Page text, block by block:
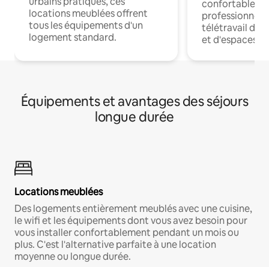
locations meublées offrent
tous les équipements d'un
logement standard.
confortables
professionnels
télétravail
et d'espaces
Équipements et avantages des séjours
longue durée
Locations meublées
Des logements entièrement meublés avec une cuisine,
le wifi et les équipements dont vous avez besoin pour
vous installer confortablement pendant un mois ou
plus. C'est l'alternative parfaite à une location
moyenne ou longue durée.